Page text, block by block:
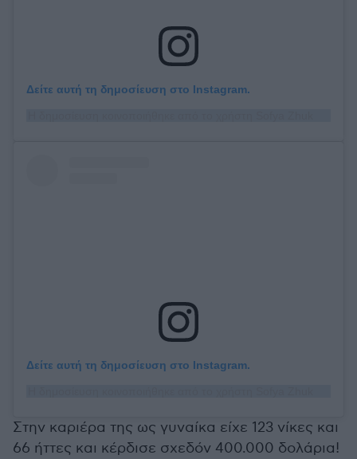
Δείτε αυτή τη δημοσίευση στο Instagram.
Δείτε αυτή τη δημοσίευση στο Instagram.
Στην καριέρα της ως γυναίκα είχε 123 νίκες και
66 ήττες και κέρδισε σχεδόν 400.000 δολάρια!